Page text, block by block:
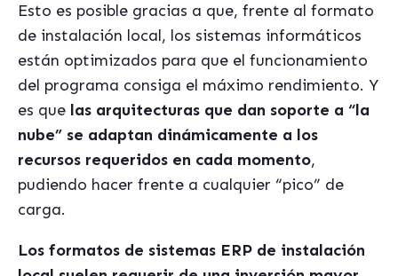
Esto es posible gracias a que, frente al formato
de instalación local, los sistemas informáticos
están optimizados para que el funcionamiento
del programa consiga el máximo rendimiento. Y
es que las arquitecturas que dan soporte a “la
nube” se adaptan dinámicamente a los
recursos requeridos en cada momento,
pudiendo hacer frente a cualquier “pico” de
carga.
Los formatos de sistemas ERP de instalación